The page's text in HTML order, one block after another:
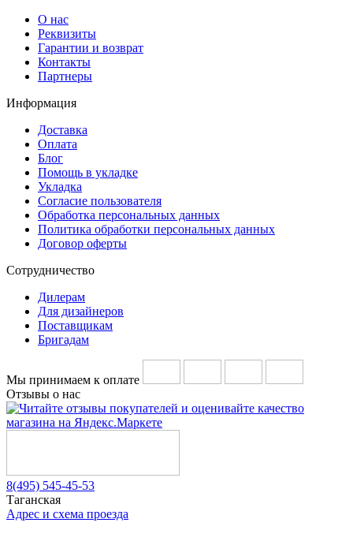
О нас
Реквизиты
Гарантии и возврат
Контакты
Партнеры
Информация
Доставка
Оплата
Блог
Помощь в укладке
Укладка
Согласие пользователя
Обработка персональных данных
Политика обработки персональных данных
Договор оферты
Сотрудничество
Дилерам
Для дизайнеров
Поставщикам
Бригадам
Мы принимаем к оплате
Отзывы о нас
8(495) 545-45-53
Таганская
Адрес и схема проезда